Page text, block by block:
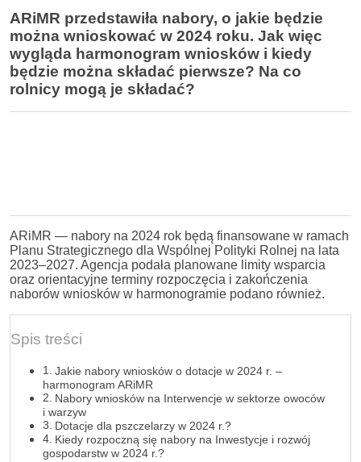
ARiMR przedstawiła nabory, o jakie będzie
można wnioskować w 2024 roku. Jak więc
wygląda harmonogram wniosków i kiedy
będzie można składać pierwsze? Na co
rolnicy mogą je składać?
ARiMR — nabory na 2024 rok będą finansowane w ramach
Planu Strategicznego dla Wspólnej Polityki Rolnej na lata
2023–2027. Agencja podała planowane limity wsparcia
oraz orientacyjne terminy rozpoczęcia i zakończenia
naborów wniosków w harmonogramie podano również.
Spis treści
Jakie nabory wniosków o dotacje w 2024 r. –
harmonogram ARiMR
Nabory wniosków na Interwencje w sektorze owoców
i warzyw
Dotacje dla pszczelarzy w 2024 r.?
Kiedy rozpoczną się nabory na Inwestycje i rozwój
gospodarstw w 2024 r.?